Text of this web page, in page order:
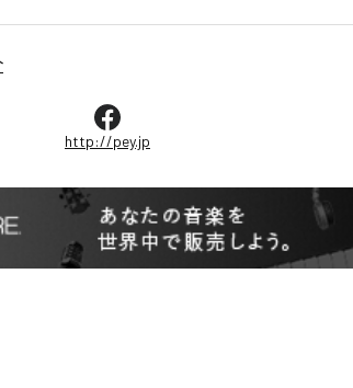
http://pey.jp